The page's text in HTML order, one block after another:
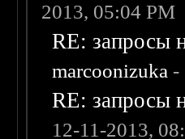
2013, 05:04 PM
RE: запросы
marcoonizuka -
RE: запросы
12-11-2013,